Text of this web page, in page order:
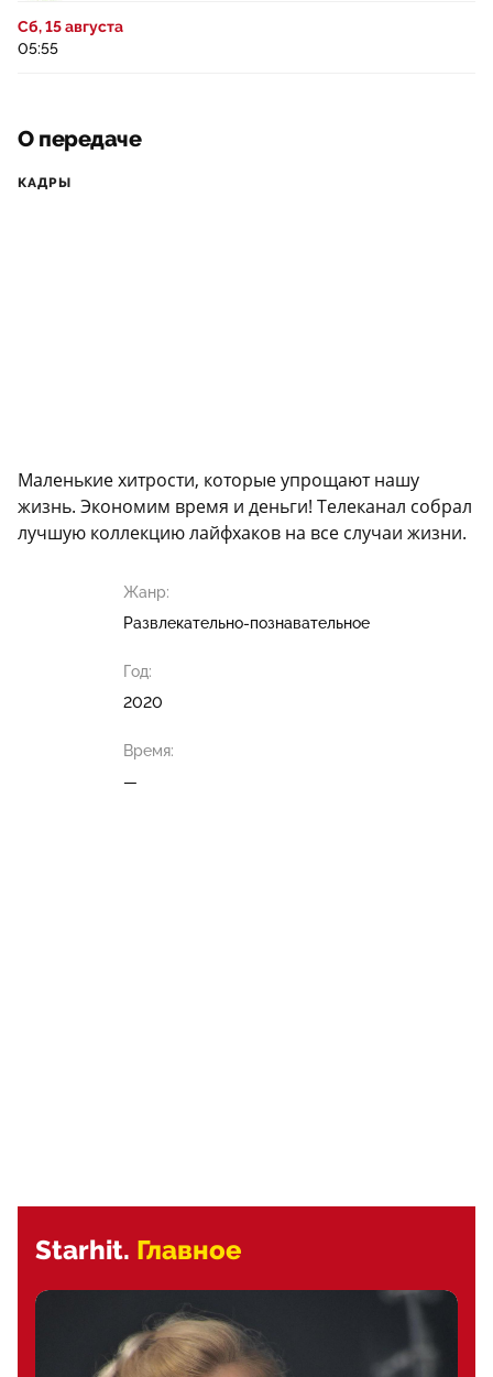
Сб, 15 августа
05:55
О передаче
КАДРЫ
Маленькие хитрости, которые упрощают нашу
жизнь. Экономим время и деньги! Телеканал собрал
лучшую коллекцию лайфхаков на все случаи жизни.
Жанр:
Развлекательно-познавательное
Год:
2020
Время:
—
Starhit. Главное